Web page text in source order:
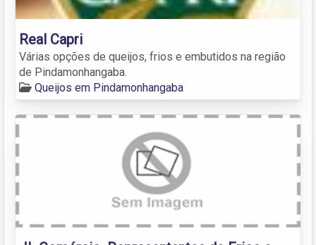
Real Capri
Várias opções de queijos, frios e embutidos na região
de Pindamonhangaba.
Queijos em Pindamonhangaba